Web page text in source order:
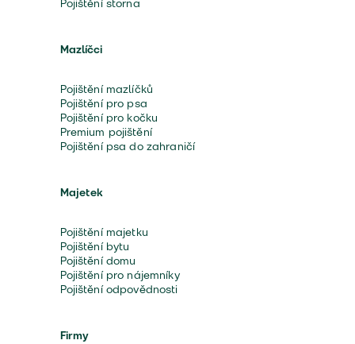
Pojištění storna
Mazlíčci
Pojištění mazlíčků
Pojištění pro psa
Pojištění pro kočku
Premium pojištění
Pojištění psa do zahraničí
Majetek
Pojištění majetku
Pojištění bytu
Pojištění domu
Pojištění pro nájemníky
Pojištění odpovědnosti
Firmy